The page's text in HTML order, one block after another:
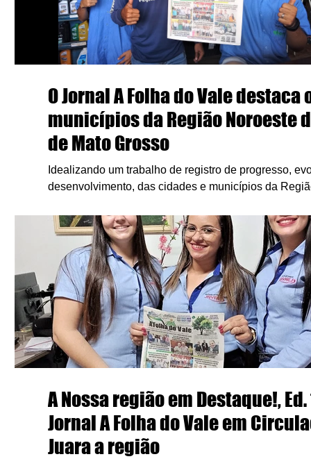
O Jornal A Folha do Vale destaca
municípios da Região Noroeste
de Mato Grosso
Idealizando um trabalho de registro de progresso,
desenvolvimento, das cidades e municípios da
A Nossa região em Destaque!,
Jornal A Folha do Vale em
Juara a região